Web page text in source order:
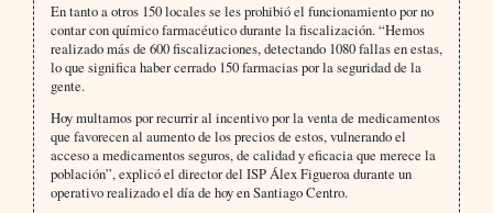
En tanto a otros 150 locales se les prohibió el funcionamiento por no
contar con químico farmacéutico durante la fiscalización. “Hemos
realizado más de 600 fiscalizaciones, detectando 1080 fallas en estas,
lo que significa haber cerrado 150 farmacias por la seguridad de la
gente.
Hoy multamos por recurrir al incentivo por la venta de medicamentos
que favorecen al aumento de los precios de estos, vulnerando el
acceso a medicamentos seguros, de calidad y eficacia que merece la
población”, explicó el director del ISP Álex Figueroa durante un
operativo realizado el día de hoy en Santiago Centro.